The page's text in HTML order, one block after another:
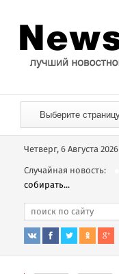
Четверг, 6 Августа 2026
Случайная новость:
собирать...